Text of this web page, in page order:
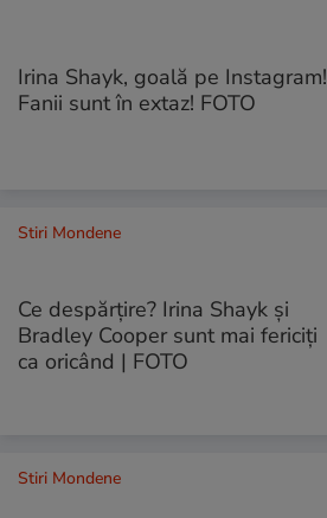
Irina Shayk, goală pe Instagram!
Fanii sunt în extaz! FOTO
Stiri Mondene
Ce despărțire? Irina Shayk și
Bradley Cooper sunt mai fericiți
ca oricând | FOTO
Stiri Mondene